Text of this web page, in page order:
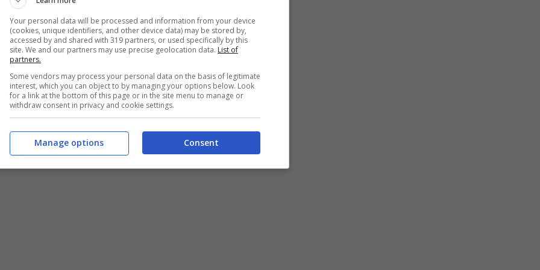
primi 3 mesi del 2016 si hanno 33
Azzurro,membro del board Missing
MCE, nel corso dell’evento “Bambini
i rischi di un’infanzia senza futuro“,
l’attenzione sul fenomeno dei minori
Your personal data will be processed and information from your device
(cookies, unique identifiers, and other device data) may be stored by,
accessed by and shared with 319 partners, or used specifically by this
site. We and our partners may use precise geolocation data. List of
partners.
Some vendors may process your personal data on the basis of legitimate
interest, which you can object to by managing your options below. Look
for a link at the bottom of this page or in the site menu to manage or
withdraw consent in privacy and cookie settings.
Consent
Manage options